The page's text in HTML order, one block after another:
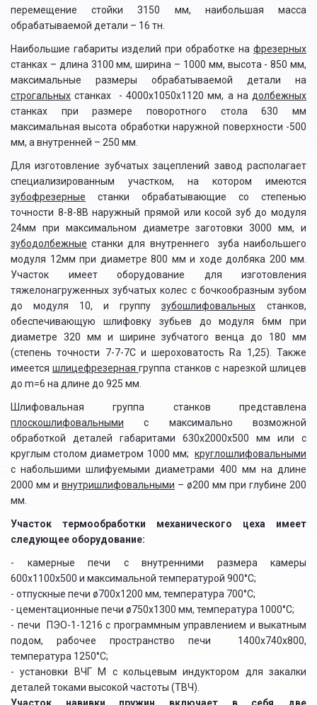
перемещение стойки 3150 мм, наибольшая масса
обрабатываемой детали – 16 тн.
Наибольшие габариты изделий при обработке на фрезерных
станках – длина 3100 мм, ширина – 1000 мм, высота - 850 мм,
максимальные размеры обрабатываемой детали на
строгальных станках - 4000х1050х1120 мм, а на долбежных
станках при размере поворотного стола 630 мм
максимальная высота обработки наружной поверхности -500
мм, а внутренней – 250 мм.
Для изготовление зубчатых зацеплений завод располагает
специализированным участком, на котором имеются
зубофрезерные станки обрабатывающие со степенью
точности 8-8-8В наружный прямой или косой зуб до модуля
24мм при максимальном диаметре заготовки 3000 мм, и
зубодолбежные станки для внутреннего зуба наибольшего
модуля 12мм при диаметре 800 мм и ходе долбяка 200 мм.
Участок имеет оборудование для изготовления
тяжелонагруженных зубчатых колес с бочкообразным зубом
до модуля 10, и группу зубошлифовальных станков,
обеспечивающую шлифовку зубьев до модуля 6мм при
диаметре 320 мм и ширине зубчатого венца до 180 мм
(степень точности 7-7-7С и шероховатость Ra 1,25). Также
имеется шлицефрезерная группа станков с нарезкой шлицев
до m=6 на длине до 925 мм.
Шлифовальная группа станков представлена
плоскошлифовальными с максимально возможной
обработкой деталей габаритами 630х2000х500 мм или с
круглым столом диаметром 1000 мм; круглошлифовальными
с набольшими шлифуемыми диаметрами 400 мм на длине
2000 мм и внутришлифовальными – ø200 мм при глубине 200
мм.
Участок термообработки механического цеха имеет
следующее оборудование:
- камерные печи с внутренними размера камеры
600х1100х500 и максимальной температурой 900°С;
- отпускные печи ø700х1200 мм, температура 700°С;
- цементационные печи ø750х1300 мм, температура 1000°С;
- печи ПЭО-1-1216 с программным управлением и выкатным
подом, рабочее пространство печи 1400х740х800,
температура 1250°С;
- установки ВЧГ М с кольцевым индуктором для закалки
деталей токами высокой частоты (ТВЧ).